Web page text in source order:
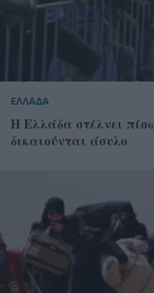
ΕΛΛΑΔΑ
Η Ελλάδα στέλνει
δικαιούνται άσυλο